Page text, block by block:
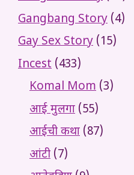
Gangbang Story (4)
Gay Sex Story (15)
Incest (433)
Komal Mom (3)
आई मुलगा (55)
आईची कथा (87)
आंटी (7)